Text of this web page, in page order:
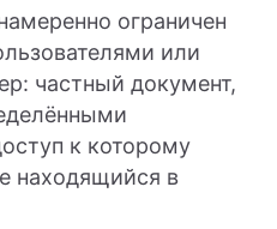
ограничен
или
частный документ,
к которому
находящийся в